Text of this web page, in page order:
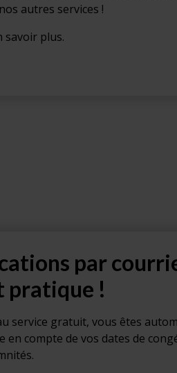
autres services !
savoir plus.
par
pratique !
service gratuit, vous êtes
en compte de vos dates de